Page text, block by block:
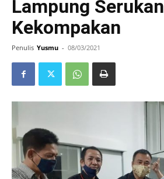
Lampung Serukan
Kekompakan
Penulis Yusmu - 08/03/2021